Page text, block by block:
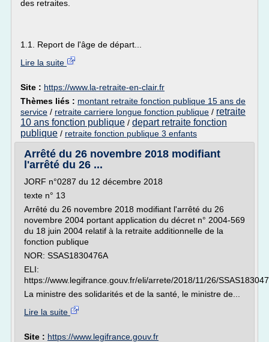
des retraites.
1.1. Report de l'âge de départ...
Lire la suite
Site : https://www.la-retraite-en-clair.fr
Thèmes liés : montant retraite fonction publique 15 ans de
service / retraite carriere longue fonction publique / retraite
10 ans fonction publique / depart retraite fonction
publique / retraite fonction publique 3 enfants
Arrêté du 26 novembre 2018 modifiant
l'arrêté du 26 ...
JORF n°0287 du 12 décembre 2018
texte n° 13
Arrêté du 26 novembre 2018 modifiant l'arrêté du 26
novembre 2004 portant application du décret n° 2004-569
du 18 juin 2004 relatif à la retraite additionnelle de la
fonction publique
NOR: SSAS1830476A
ELI:
https://www.legifrance.gouv.fr/eli/arrete/2018/11/26/
La ministre des solidarités et de la santé, le ministre de...
Lire la suite
Site : https://www.legifrance.gouv.fr